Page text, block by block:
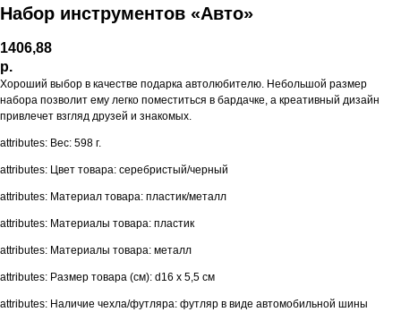
Набор инструментов «Авто»
1406,88
р.
Хороший выбор в качестве подарка автолюбителю. Небольшой размер
набора позволит ему легко поместиться в бардачке, а креативный дизайн
привлечет взгляд друзей и знакомых.
attributes: Вес: 598 г.
attributes: Цвет товара: серебристый/черный
attributes: Материал товара: пластик/металл
attributes: Материалы товара: пластик
attributes: Материалы товара: металл
attributes: Размер товара (см): d16 х 5,5 см
attributes: Наличие чехла/футляра: футляр в виде автомобильной шины